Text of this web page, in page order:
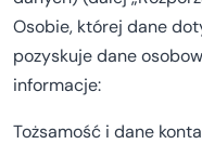
Osobie, której dane
pozyskuje dane
informacje:
Tożsamość i dane